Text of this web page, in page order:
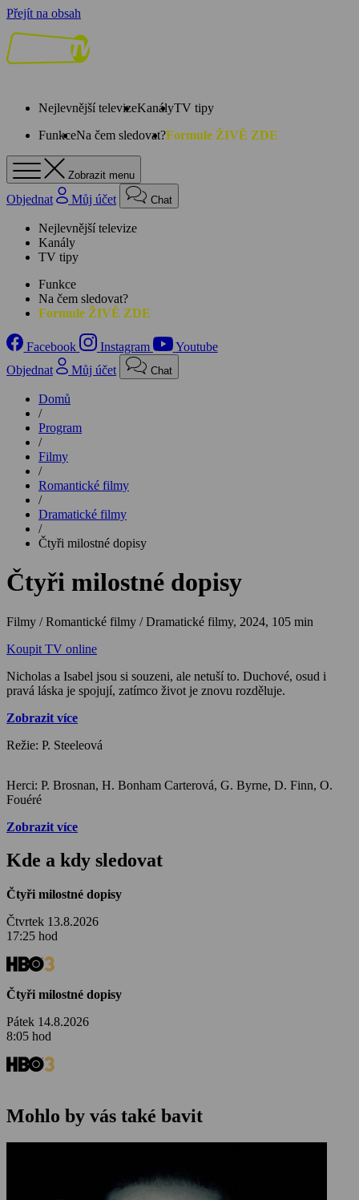
Přejít na obsah
Nejlevnější televizeKanályTV tipy
FunkceNa čem sledovat?Formule ŽIVĚ ZDE
Zobrazit menu
Objednat Můj účet Chat
Nejlevnější televize
Kanály
TV tipy
Funkce
Na čem sledovat?
Formule ŽIVĚ ZDE
Facebook Instagram
Youtube
Objednat
Můj účet Chat
Domů
/
Program
/
Filmy
/
Romantické filmy
/
Dramatické filmy
/
Čtyři milostné dopisy
Čtyři milostné dopisy
Filmy / Romantické filmy / Dramatické filmy, 2024, 105 min
Koupit TV online
Nicholas a Isabel jsou si souzeni, ale netuší to. Duchové, osud i
pravá láska je spojují, zatímco život je znovu rozděluje.
Zobrazit více
Režie: P. Steeleová
Herci: P. Brosnan, H. Bonham Carterová, G. Byrne, D. Finn, O.
Fouéré
Zobrazit více
Kde a kdy sledovat
Čtyři milostné dopisy
Čtvrtek 13.8.2026
17:25 hod
Čtyři milostné dopisy
Pátek 14.8.2026
8:05 hod
Mohlo by vás také bavit